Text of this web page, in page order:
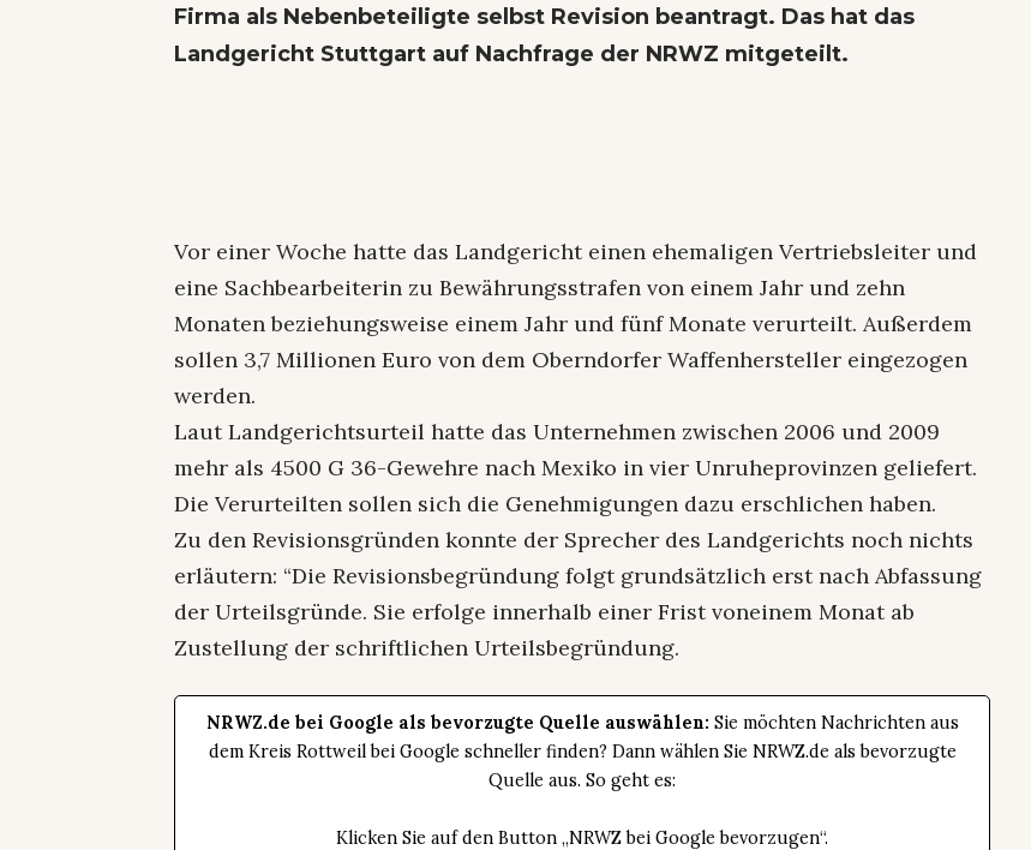
Firma als Nebenbeteiligte selbst Revision beantragt. Das hat das
Landgericht Stuttgart auf Nachfrage der NRWZ mitgeteilt.
Vor einer Woche hatte das Landgericht einen ehemaligen Vertriebsleiter und
eine Sachbearbeiterin zu Bewährungsstrafen von einem Jahr und zehn
Monaten beziehungsweise einem Jahr und fünf Monate verurteilt. Außerdem
sollen 3,7 Millionen Euro von dem Oberndorfer Waffenhersteller eingezogen
werden.
Laut Landgerichtsurteil hatte das Unternehmen zwischen 2006 und 2009
mehr als 4500 G 36-Gewehre nach Mexiko in vier Unruheprovinzen geliefert.
Die Verurteilten sollen sich die Genehmigungen dazu erschlichen haben.
Zu den Revisionsgründen konnte der Sprecher des Landgerichts noch nichts
erläutern: “Die Revisionsbegründung folgt grundsätzlich erst nach Abfassung
der Urteilsgründe. Sie erfolge innerhalb einer Frist voneinem Monat ab
Zustellung der schriftlichen Urteilsbegründung.
NRWZ.de bei Google als bevorzugte Quelle auswählen: Sie möchten Nachrichten aus
dem Kreis Rottweil bei Google schneller finden? Dann wählen Sie NRWZ.de als bevorzugte
Quelle aus. So geht es:
Klicken Sie auf den Button „NRWZ bei Google bevorzugen“.